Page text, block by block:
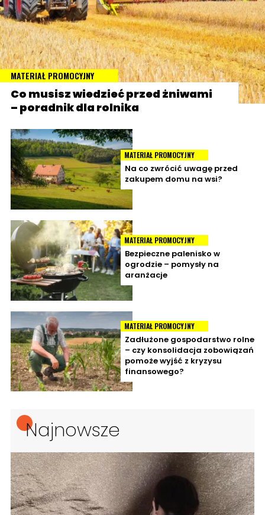
MATERIAŁ PROMOCYJNY
Co musisz wiedzieć przed żniwami
– poradnik dla rolnika
MATERIAŁ PROMOCYJNY
Na co zwrócić uwagę przed
zakupem domu na wsi?
MATERIAŁ PROMOCYJNY
Bezpieczne palenisko w
ogrodzie – pomysły na
aranżacje
MATERIAŁ PROMOCYJNY
Zadłużone gospodarstwo rolne
– czy konsolidacja zobowiązań
pomoże wyjść z kryzysu
finansowego?
Najnowsze